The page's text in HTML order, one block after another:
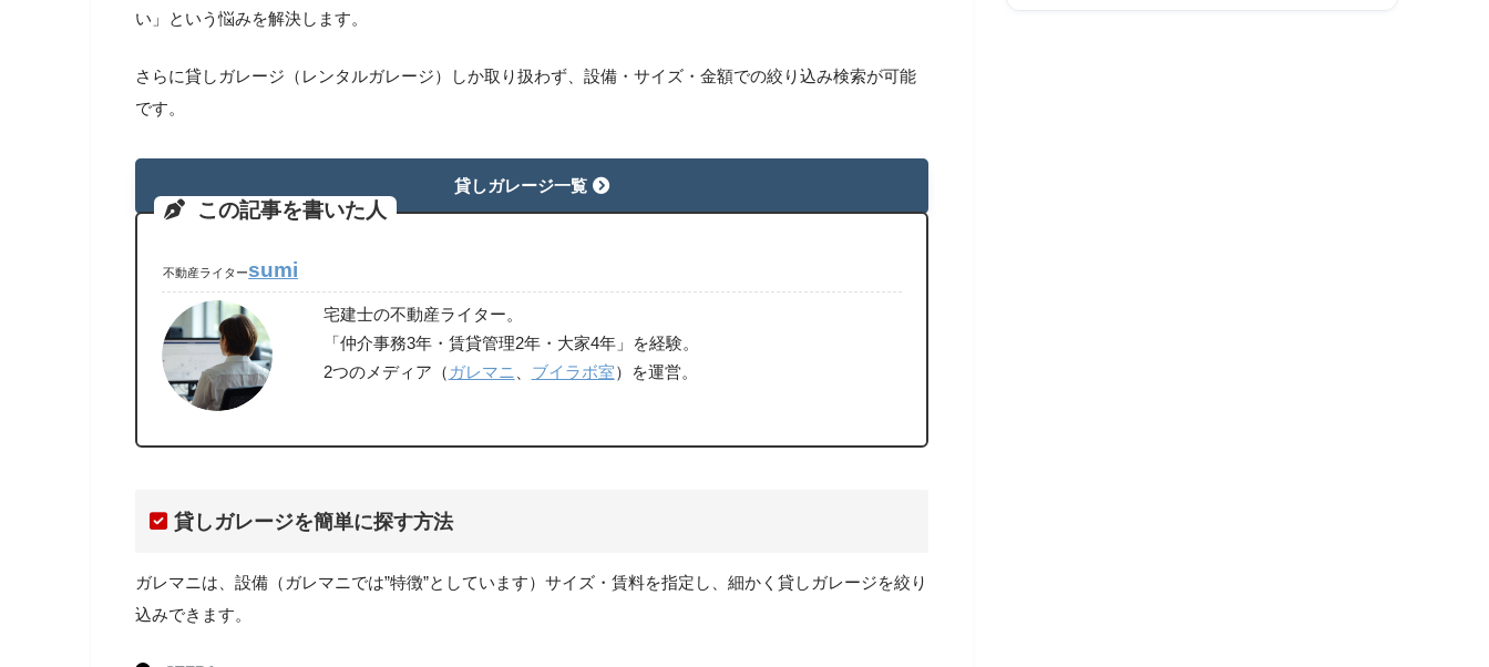
い」という悩みを解決します。
さらに貸しガレージ（レンタルガレージ）しか取り扱わず、設備・サイズ・金額での絞り込み検索が可能
です。
貸しガレージ一覧
この記事を書いた人
不動産ライターsumi
宅建士の不動産ライター。
「仲介事務3年・賃貸管理2年・大家4年」を経験。
2つのメディア（ ガレマニ ブイラボ室）を運営。
貸しガレージを簡単に探す方法
ガレマニは、設備（ガレマニでは”特徴”としています）サイズ・賃料を指定し、細かく貸しガレージを絞り
込みできます。